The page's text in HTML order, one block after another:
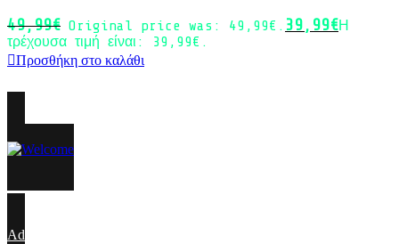
49,99€ Original price was: 49,99€. 39,99€Η
τρέχουσα τιμή είναι: 39,99€.
Προσθήκη στο καλάθι
Add to wishlist